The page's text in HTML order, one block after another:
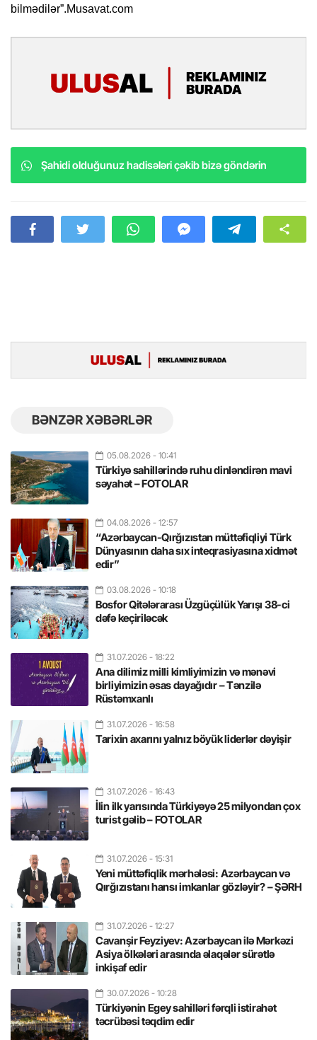
bilmədilər”.Musavat.com
Şahidi olduğunuz hadisələri çəkib bizə göndərin
BƏNZƏR XƏBƏRLƏR
05.08.2026 - 10:41
Türkiyə sahillərində ruhu dinləndirən mavi
səyahət – FOTOLAR
04.08.2026 - 12:57
“Azərbaycan-Qırğızıstan müttəfiqliyi Türk
Dünyasının daha sıx inteqrasiyasına xidmət
edir”
03.08.2026 - 10:18
Bosfor Qitələrarası Üzgüçülük Yarışı 38-ci
dəfə keçiriləcək
31.07.2026 - 18:22
Ana dilimiz milli kimliyimizin və mənəvi
birliyimizin əsas dayağıdır – Tənzilə
Rüstəmxanlı
31.07.2026 - 16:58
Tarixin axarını yalnız böyük liderlər dəyişir
31.07.2026 - 16:43
İlin ilk yarısında Türkiyəyə 25 milyondan çox
turist gəlib – FOTOLAR
31.07.2026 - 15:31
Yeni müttəfiqlik mərhələsi: Azərbaycan və
Qırğızıstanı hansı imkanlar gözləyir? – ŞƏRH
31.07.2026 - 12:27
Cavanşir Feyziyev: Azərbaycan ilə Mərkəzi
Asiya ölkələri arasında əlaqələr sürətlə
inkişaf edir
30.07.2026 - 10:28
Türkiyənin Egey sahilləri fərqli istirahət
təcrübəsi təqdim edir